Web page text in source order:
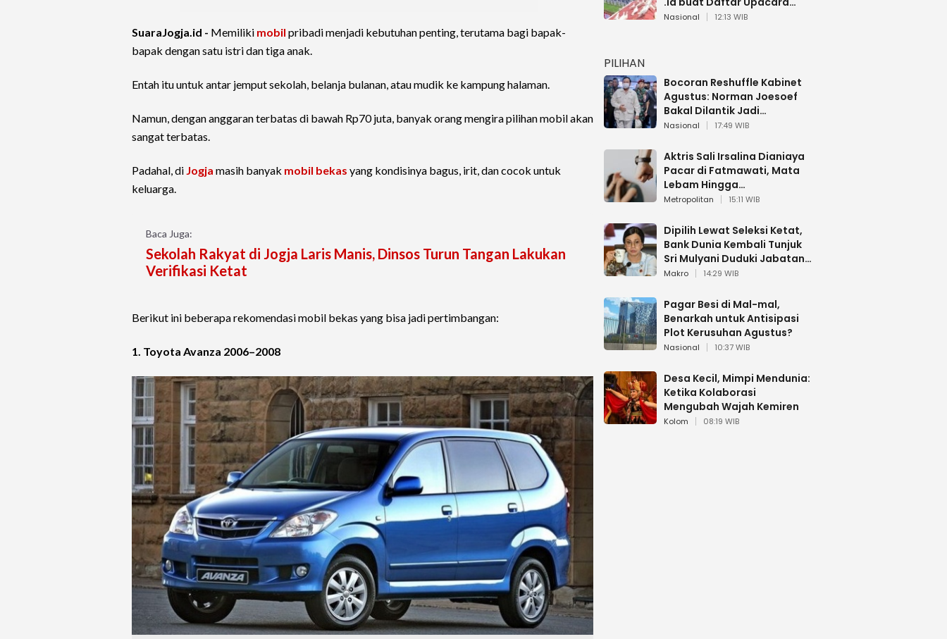
SuaraJogja.id - Memiliki mobil pribadi menjadi kebutuhan penting, terutama bagi bapak-
bapak dengan satu istri dan tiga anak.
Entah itu untuk antar jemput sekolah, belanja bulanan, atau mudik ke kampung halaman.
Namun, dengan anggaran terbatas di bawah Rp70 juta, banyak orang mengira pilihan mobil akan
sangat terbatas.
Padahal, di Jogja masih banyak mobil bekas yang kondisinya bagus, irit, dan cocok untuk
keluarga.
Baca Juga:
Sekolah Rakyat di Jogja Laris Manis, Dinsos Turun Tangan Lakukan
Verifikasi Ketat
Berikut ini beberapa rekomendasi mobil bekas yang bisa jadi pertimbangan:
1. Toyota Avanza 2006–2008
Bendera HUT RI di Istana
Nasional 12:13 WIB
PILIHAN
Bocoran Reshuffle Kabinet
Agustus: Norman Joesoef
Bakal Dilantik Jadi
Wamenhan RI
Nasional 17:49 WIB
Aktris Sali Irsalina Dianiaya
Pacar di Fatmawati, Mata
Lebam Hingga
Diselamatkan Polantas
Metropolitan 15:11 WIB
Dipilih Lewat Seleksi Ketat,
Bank Dunia Kembali Tunjuk
Sri Mulyani Duduki Jabatan
Strategis
Makro 14:29 WIB
Pagar Besi di Mal-mal,
Benarkah untuk Antisipasi
Plot Kerusuhan Agustus?
Nasional 10:37 WIB
Desa Kecil, Mimpi Mendunia:
Ketika Kolaborasi
Mengubah Wajah Kemiren
Kolom 08:19 WIB